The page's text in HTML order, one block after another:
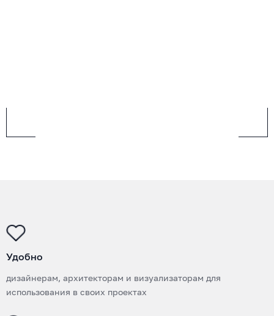
Удобно
дизайнерам, архитекторам и визуализаторам для
использования в своих проектах